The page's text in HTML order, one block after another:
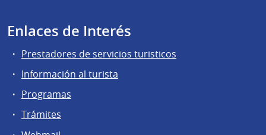
Enlaces de Interés
Prestadores de servicios turisticos
Información al turista
Programas
Trámites